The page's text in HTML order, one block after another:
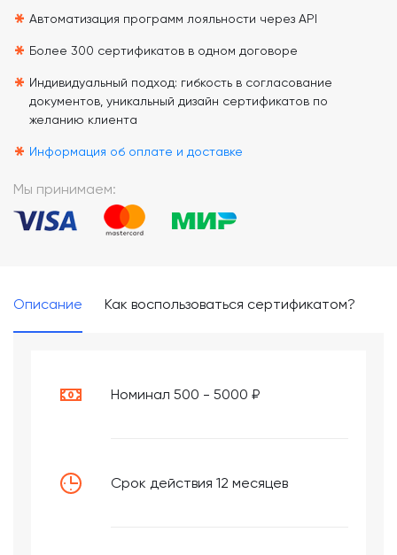
* Автоматизация программ лояльности через API
* Более 300 сертификатов в одном договоре
* Индивидуальный подход: гибкость в согласование
документов, уникальный дизайн сертификатов по
желанию клиента
* Информация об оплате и доставке
Мы принимаем:
Описание Как воспользоваться сертификатом?
Номинал 500 - 5000 ₽
Срок действия 12 месяцев